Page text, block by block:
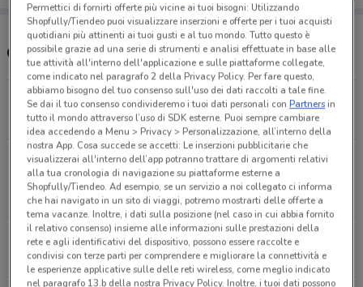
Orari e Negozi Coop
Via Monsignor Felice Romano Torre Del Greco
297 m
Via Monsignore Felice Romano, 36, 80059 Torre
del Greco NA Torre Del Greco
459 m
APERTO
Via Caprile, 9 Ercolano
2.4 km
APERTO
Permettici di fornirti offerte più vicine ai tuoi bisogni: Utilizzando
Shopfully/Tiendeo puoi visualizzare inserzioni e offerte per i tuoi acquisti
quotidiani più attinenti ai tuoi gusti e al tuo mondo. Tutto questo è
possibile grazie ad una serie di strumenti e analisi effettuate in base alle
tue attività all'interno dell'applicazione e sulle piattaforme collegate,
come indicato nel paragrafo 2 della Privacy Policy. Per fare questo,
abbiamo bisogno del tuo consenso sull'uso dei dati raccolti a tale fine.
Se dai il tuo consenso condivideremo i tuoi dati personali conPartnersin
tutto il mondo attraverso l’uso di SDK esterne. Puoi sempre cambiare
idea accedendo a Menu > Privacy > Personalizzazione, all’interno della
nostra App. Cosa succede se accetti: Le inserzioni pubblicitarie che
visualizzerai all'interno dell’app potranno trattare di argomenti relativi
alla tua cronologia di navigazione su piattaforme esterne a
Shopfully/Tiendeo. Ad esempio, se un servizio a noi collegato ci informa
che hai navigato in un sito di viaggi, potremo mostrarti delle offerte a
tema vacanze. Inoltre, i dati sulla posizione (nel caso in cui abbia fornito
il relativo consenso) insieme alle informazioni sulle prestazioni della
rete e agli identificativi del dispositivo, possono essere raccolte e
condivisi con terze parti per comprendere e migliorare la connettività e
le esperienze applicative sulle delle reti wireless, come meglio indicato
nel paragrafo 13.b della nostra Privacy Policy. Inoltre, i tuoi dati possono